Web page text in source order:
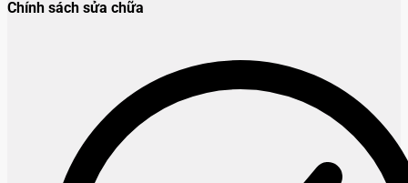
Chính sách sửa chữa